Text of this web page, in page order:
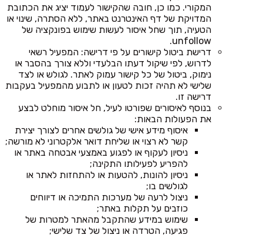
המקורי. כמו כן, חובה שהקישור לעמוד יציג את הכתובת
המדויקת של דף האינטרנט באתר, ללא הסתרה, שינוי או
הטעיה, תוך שחל איסור לעשות שימוש בפונקציה של
unfollow.
דרישת ביטול קישורים על פי דרישה: המפעיל רשאי
לדרוש, לפי שיקול דעתו הבלעדי וללא צורך בהסבר או
נימוק, ביטול של כל קישור עמוק לאתר. לגולש או לצד
שלישי לא תהיה זכות לטעון או לתבוע מהמפעיל בעקבות
דרישה זו.
בנוסף לאיסורים שפורטו לעיל, חל איסור מוחלט לבצע
את הפעולות הבאות:
איסוף מידע אישי של גולשים אחרים לצורך יצירת
קשר לא רצוי או שליחת דואר אלקטרוני לא מורשה;
ניסיון לעקוף או לפגוע באמצעי אבטחה באתר או
להפריע לפעילותו התקינה;
ניסיון להונות, להטעות או להתחזות לאתר או
לגולשים בו;
ניצול לרעה של מערכות התמיכה או דיווחים
כוזבים על תקלות באתר;
שימוש במידע שהתקבל מהאתר למטרות של
פגיעה, הטרדה או ניצול של צד שלישי;